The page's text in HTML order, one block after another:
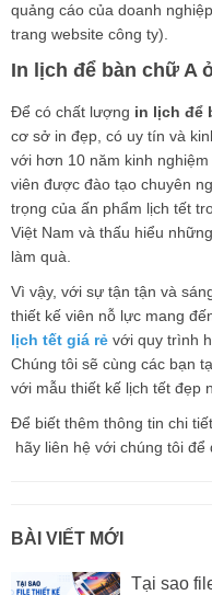
quảng cáo của doanh
trang website công ty).
In lịch để bàn chữ A
Để có chất lượng in lịch để
cơ sở in đẹp, có uy tín và
với hơn 10 năm kinh
viên được đào tạo chuyên
trọng của ấn phẩm lịch tết
Việt Nam và thấu hiểu
làm quà.
Vì vậy, với sự tận tận và
thiết kế viên nỗ lực mang
lịch tết giá rẻ với quy trình
Chúng tôi sẽ cùng các bạn
với mẫu thiết kế lịch tết đẹp
Để biết thêm thông tin chi
hãy liên hệ với chúng tôi để
BÀI VIẾT MỚI
Tại sao